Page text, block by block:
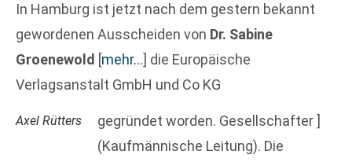
In Hamburg ist jetzt nach dem gestern bekannt
gewordenen Ausscheiden von Dr. Sabine
Groenewold [mehr…] die Europäische
Verlagsanstalt GmbH und Co KG
Axel Rütters
gegründet worden. Gesellschafter ]
(Kaufmännische Leitung). Die